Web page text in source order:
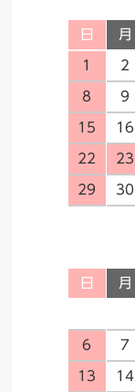
日 月
1 2
8 9
15 16
22 23
29 30
日 月
6 7
13 14